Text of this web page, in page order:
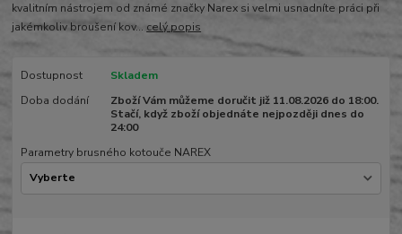
kvalitním nástrojem od známé značky Narex si velmi usnadníte práci při
jakémkoliv broušení kov... celý popis
Dostupnost
Skladem
Doba dodání
Zboží Vám můžeme doručit již 11.08.2026 do 18:00.
Stačí, když zboží objednáte nejpozději dnes do
24:00
Parametry brusného kotouče NAREX